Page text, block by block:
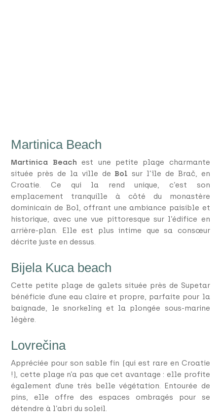
Martinica Beach
Martinica Beach est une petite plage charmante
située près de la ville de Bol sur l’île de Brač, en
Croatie. Ce qui la rend unique, c’est son
emplacement tranquille à côté du monastère
dominicain de Bol, offrant une ambiance paisible et
historique, avec une vue pittoresque sur l’édifice en
arrière-plan. Elle est plus intime que sa consœur
décrite juste en dessus.
Bijela Kuca beach
Cette petite plage de galets située près de Supetar
bénéficie d’une eau claire et propre, parfaite pour la
baignade, le snorkeling et la plongée sous-marine
légère.
Lovrečina
Appréciée pour son sable fin (qui est rare en Croatie
!), cette plage n’a pas que cet avantage : elle profite
également d’une très belle végétation. Entourée de
pins, elle offre des espaces ombragés pour se
détendre à l’abri du soleil.